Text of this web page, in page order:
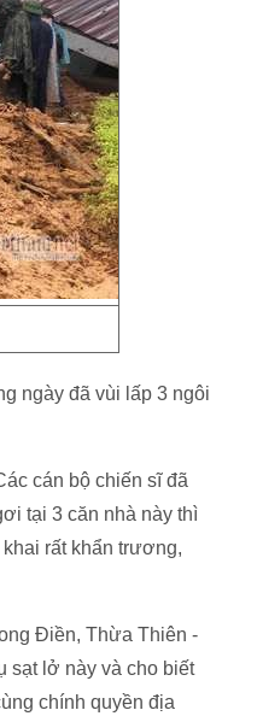
ngày đã vùi lấp 3 ngôi
cán bộ chiến sĩ đã
tại 3 căn nhà này thì
rất khẩn trương,
Điền, Thừa Thiên -
sạt lở này và cho biết
chính quyền địa